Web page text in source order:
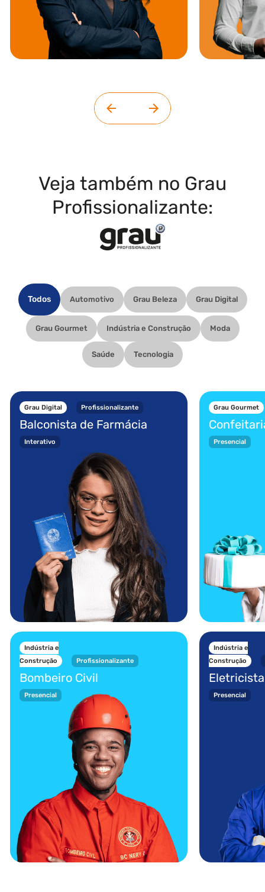
Veja também no Grau
Profissionalizante:
Todos Automotivo Grau Beleza Grau Digital
Grau Gourmet Indústria e Construção Moda
Saúde Tecnologia
Grau Digital Profissionalizante
Balconista de Farmácia
Interativo
Indústria e
Construção
Profissionalizante
Bombeiro Civil
Presencial
Grau Gourmet
Presencial
Indústria e
Construção
Presencial